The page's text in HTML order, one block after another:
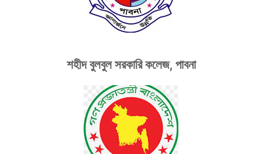
শহীদ বুলবুল সরকারি কলেজ, পাবনা